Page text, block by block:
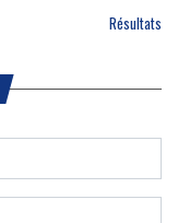
Résultats